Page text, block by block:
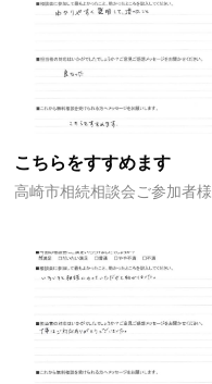
こちらをすすめます
高崎市相続相談会ご参加者様